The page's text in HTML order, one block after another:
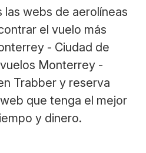
las webs de aerolíneas
el vuelo más
- Ciudad de
Monterrey -
Trabber y reserva
que tenga el mejor
y dinero.